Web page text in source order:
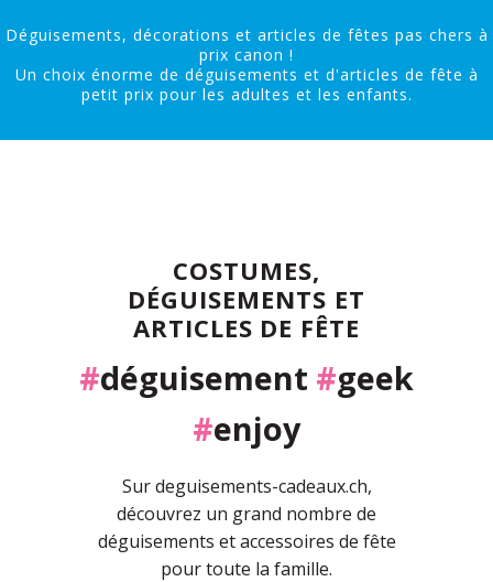
Déguisements, décorations et articles de fêtes pas chers à
prix canon !
Un choix énorme de déguisements et d'articles de fête à
petit prix pour les adultes et les enfants.
COSTUMES,
DÉGUISEMENTS ET
ARTICLES DE FÊTE
#déguisement #geek
#enjoy
Sur deguisements-cadeaux.ch,
découvrez un grand nombre de
déguisements et accessoires de fête
pour toute la famille.